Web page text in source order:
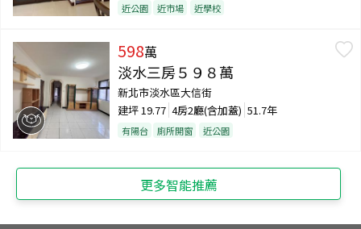
近公園 近市場 近學校
598萬
淡水三房５９８萬
新北市淡水區大信街
建坪 19.77 4房2廳(含加蓋) 51.7年
有陽台 廁所開窗 近公園
更多智能推薦